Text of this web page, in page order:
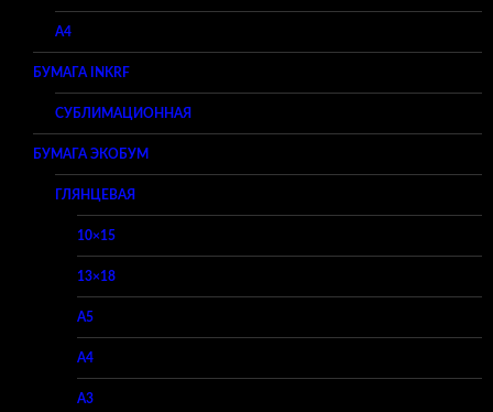
A4
БУМАГА INKRF
СУБЛИМАЦИОННАЯ
БУМАГА ЭКОБУМ
ГЛЯНЦЕВАЯ
10×15
13×18
A5
A4
A3